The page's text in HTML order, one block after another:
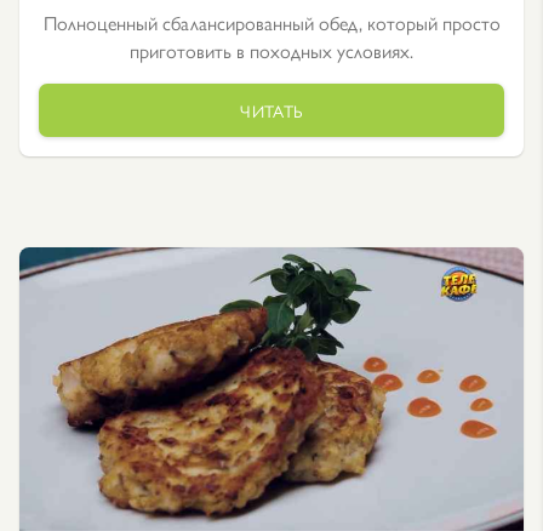
Полноценный сбалансированный обед, который просто
приготовить в походных условиях.
ЧИТАТЬ